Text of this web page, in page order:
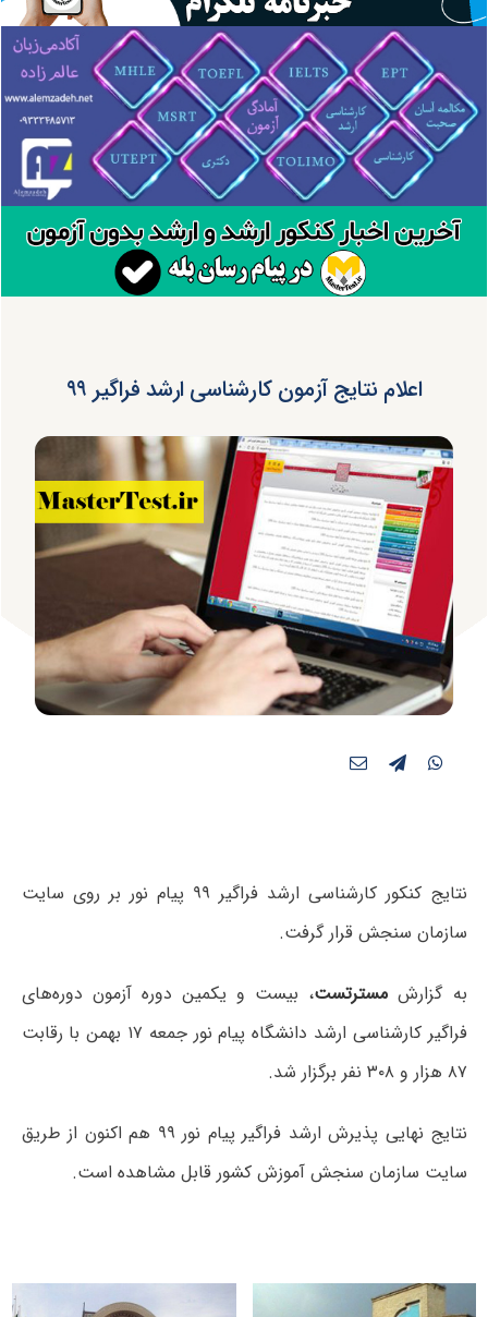
اعلام نتایج آزمون کارشناسی ارشد فراگیر ۹۹
نتایج کنکور کارشناسی ارشد فراگیر ۹۹ پیام نور بر روی سایت
سازمان سنجش قرار گرفت.
به گزارش مسترتست، بیست و یکمین دوره آزمون دوره‌های
فراگیر کارشناسی ارشد دانشگاه پیام نور جمعه ۱۷ بهمن با رقابت
۸۷ هزار و ۳۰۸ نفر برگزار شد.
نتایج نهایی پذیرش ارشد فراگیر پیام نور ۹۹ هم اکنون از طریق
سایت سازمان سنجش آموزش کشور قابل مشاهده است.